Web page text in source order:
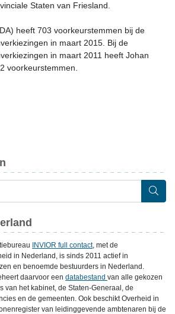
Staten van Friesland.
heeft 703 voorkeurstemmen bij de
in maart 2015. Bij de
in maart 2011 heeft Johan
voorkeurstemmen.
INVIOR full contact, met de
in Nederland, is sinds 2011 actief in
en benoemde bestuurders in Nederland.
daarvoor een databestand van alle gekozen
van het kabinet, de Staten-Generaal, de
en de gemeenten. Ook beschikt Overheid in
van leidinggevende ambtenaren bij de